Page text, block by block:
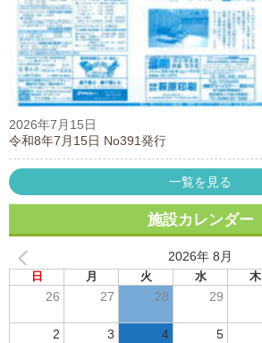
2026年7月15日
令和8年7月15日 No391発行
一覧を見る
施設カレンダー
2026年 8月
日 月 火 水 木
26 27 28 29
2 3 4 5